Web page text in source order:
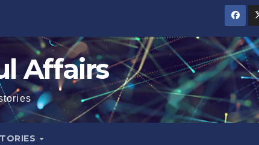
Affairs